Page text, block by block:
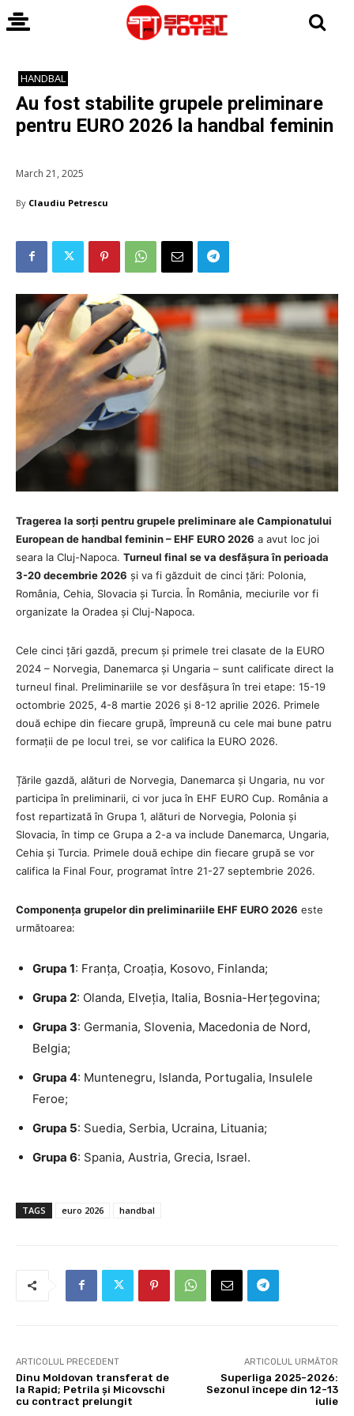
HANDBAL
Au fost stabilite grupele preliminare
pentru EURO 2026 la handbal feminin
March 21, 2025
By Claudiu Petrescu
Tragerea la sorți pentru grupele preliminare ale Campionatului
European de handbal feminin – EHF EURO 2026 a avut loc joi
seara la Cluj-Napoca. Turneul final se va desfășura în perioada
3-20 decembrie 2026 și va fi găzduit de cinci țări: Polonia,
România, Cehia, Slovacia și Turcia. În România, meciurile vor fi
organizate la Oradea și Cluj-Napoca.
Cele cinci țări gazdă, precum și primele trei clasate de la EURO
2024 – Norvegia, Danemarca și Ungaria – sunt calificate direct la
turneul final. Preliminariile se vor desfășura în trei etape: 15-19
octombrie 2025, 4-8 martie 2026 și 8-12 aprilie 2026. Primele
două echipe din fiecare grupă, împreună cu cele mai bune patru
formații de pe locul trei, se vor califica la EURO 2026.
Țările gazdă, alături de Norvegia, Danemarca și Ungaria, nu vor
participa în preliminarii, ci vor juca în EHF EURO Cup. România a
fost repartizată în Grupa 1, alături de Norvegia, Polonia și
Slovacia, în timp ce Grupa a 2-a va include Danemarca, Ungaria,
Cehia și Turcia. Primele două echipe din fiecare grupă se vor
califica la Final Four, programat între 21-27 septembrie 2026.
Componența grupelor din preliminariile EHF EURO 2026 este
următoarea:
Grupa 1: Franța, Croația, Kosovo, Finlanda;
Grupa 2: Olanda, Elveția, Italia, Bosnia-Herțegovina;
Grupa 3: Germania, Slovenia, Macedonia de Nord,
Belgia;
Grupa 4: Muntenegru, Islanda, Portugalia, Insulele
Feroe;
Grupa 5: Suedia, Serbia, Ucraina, Lituania;
Grupa 6: Spania, Austria, Grecia, Israel.
TAGS euro 2026 handbal
ARTICOLUL PRECEDENT
Dinu Moldovan transferat de
la Rapid; Petrila și Micovschi
cu contract prelungit
ARTICOLUL URMĂTOR
Superliga 2025-2026:
Sezonul începe din 12-13
iulie